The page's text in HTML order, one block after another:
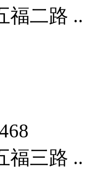
福二路 ..
福三路 ..